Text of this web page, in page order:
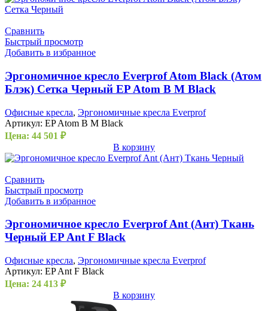
Сравнить
Быстрый просмотр
Добавить в избранное
Эргономичное кресло Everprof Atom Black (Атом
Блэк) Сетка Черный EP Atom B M Black
Офисные кресла, Эргономичные кресла Everprof
Артикул: EP Atom B M Black
Цена: 44 501 ₽
В корзину
Сравнить
Быстрый просмотр
Добавить в избранное
Эргономичное кресло Everprof Ant (Ант) Ткань
Черный EP Ant F Black
Офисные кресла, Эргономичные кресла Everprof
Артикул: EP Ant F Black
Цена: 24 413 ₽
В корзину